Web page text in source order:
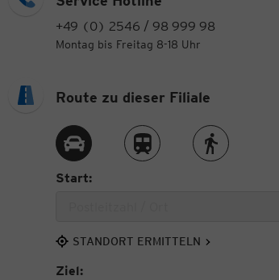
+49 (0) 2546 / 98 999 98
Montag bis Freitag 8-18 Uhr
Route zu dieser Filiale
Route per AutoRoute per ZugRoute zu Fuß
Start:
STANDORT ERMITTELN
Ziel: